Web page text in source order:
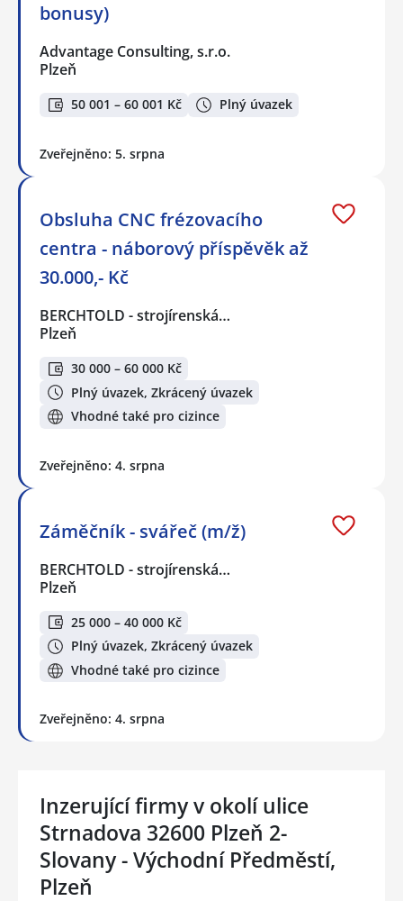
bonusy)
Advantage Consulting, s.r.o.
Plzeň
50 001 – 60 001 Kč Plný úvazek
Zveřejněno: 5. srpna
Obsluha CNC frézovacího
centra - náborový příspěvěk až
30.000,- Kč
BERCHTOLD - strojírenská…
Plzeň
30 000 – 60 000 Kč
Plný úvazek, Zkrácený úvazek
Vhodné také pro cizince
Zveřejněno: 4. srpna
Záměčník - svářeč (m/ž)
BERCHTOLD - strojírenská…
Plzeň
25 000 – 40 000 Kč
Plný úvazek, Zkrácený úvazek
Vhodné také pro cizince
Zveřejněno: 4. srpna
Inzerující firmy v okolí ulice
Strnadova 32600 Plzeň 2-
Slovany - Východní Předměstí,
Plzeň